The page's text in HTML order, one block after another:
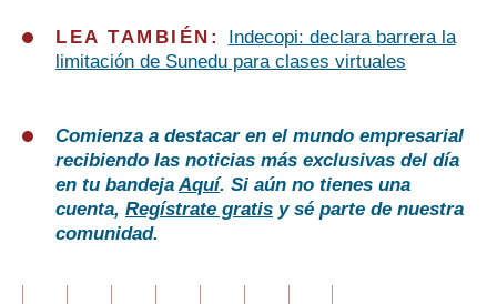
LEA TAMBIÉN:
Indecopi: declara barrera la
limitación de Sunedu para clases virtuales
Comienza a destacar en el mundo empresarial
recibiendo las noticias más exclusivas del día
en tu bandejaAquí. Si aún no tienes una
cuenta, Regístrate gratis y sé parte de nuestra
comunidad.